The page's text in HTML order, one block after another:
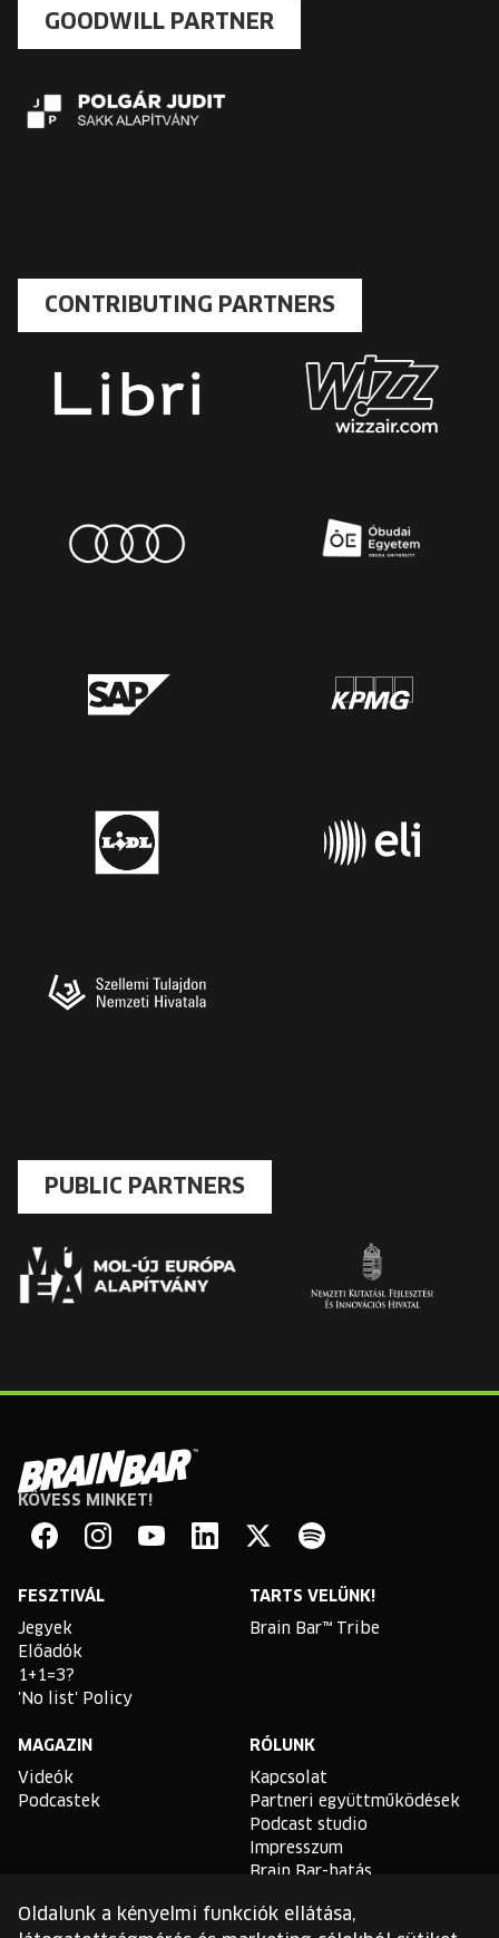
GOODWILL PARTNER
CONTRIBUTING PARTNERS
PUBLIC PARTNERS
Brain
Bar
KÖVESS MINKET!
FESZTIVÁL
Jegyek
Előadók
1+1=3?
'No list' Policy
TARTS VELÜNK!
Brain Bar™ Tribe
MAGAZIN
Videók
Podcastek
RÓLUNK
Kapcsolat
Partneri együttműködések
Podcast studio
Impresszum
Brain Bar-hatás
TLDR
Oldalunk a kényelmi funkciók ellátása,